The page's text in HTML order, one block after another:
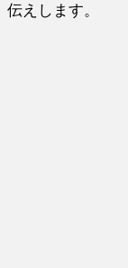
伝えします。